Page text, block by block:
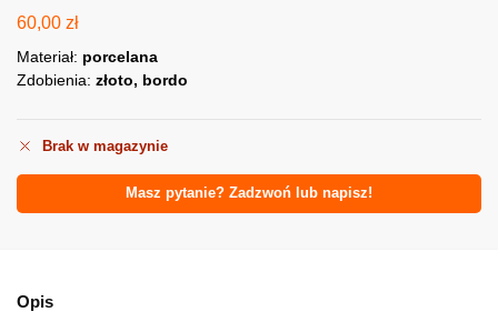
60,00 zł
Materiał: porcelana
Zdobienia: złoto, bordo
Brak w magazynie
Masz pytanie? Zadzwoń lub napisz!
Opis